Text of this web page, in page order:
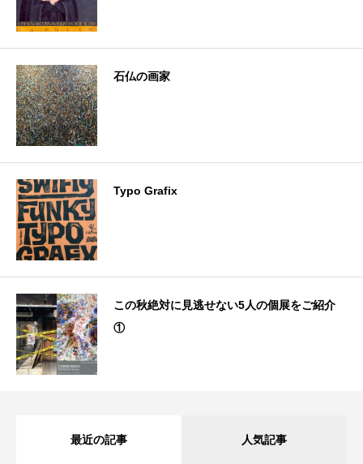
石仏の画家
Typo Grafix
この秋絶対に見逃せない5人の個展をご紹介
①
最近の記事 人気記事